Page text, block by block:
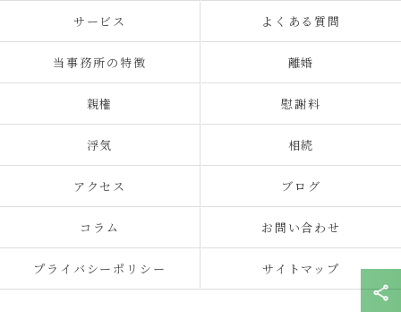
サービス よくある質問
当事務所の特徴 離婚
親権 慰謝料
浮気 相続
アクセス ブログ
コラム お問い合わせ
プライバシーポリシー サイトマップ